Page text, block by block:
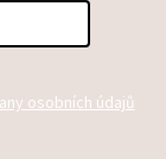
osobních údajů